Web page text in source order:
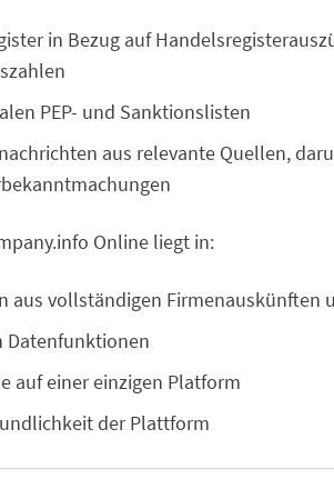
in Bezug auf
PEP- und Sanktionslisten
aus relevante Quellen,
Online liegt in:
aus vollständigen Firmenauskünften
Datenfunktionen
auf einer einzigen Platform
der Plattform